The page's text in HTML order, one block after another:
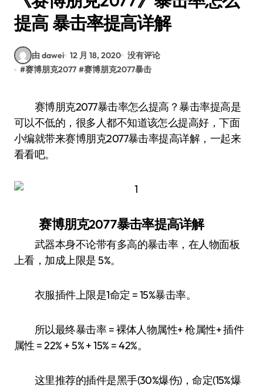
提高 暴击率提高详解
由 dawei 12 月 18, 2020 没有评论
#赛博朋克2077 #赛博朋克2077暴击
赛博朋克2077暴击率怎么提高？暴击率提高是
可以不低的，很多人都不知道该怎么提高好，下面
小编就带来赛博朋克2077暴击率提高详解，一起来
看看吧。
赛博朋克2077暴击率提高详解
武器本身不论带有多高的暴击率，在人物面板
上看，加成上限是 5%。
衣服插件上限是1命定 = 15%暴击率。
所以最终暴击率 = 裸体人物属性+ 枪属性+ 插件
属性 = 22% + 5% + 15% = 42%。
这里推荐的插件是黑手(30%爆伤)，命定(15%爆